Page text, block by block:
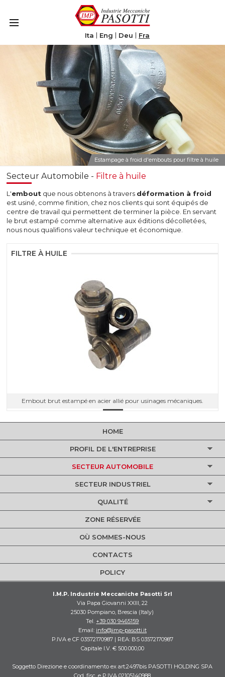
Ita Eng Deu Fra
Estampage à froid d'embouts pour filtre à huile
Secteur Automobile - Filtre à huile
L'embout que nous obtenons à travers déformation à froid
est usiné, comme finition, chez nos clients qui sont équipés de
centre de travail qui permettent de terminer la pièce. En servant
le brut estampé comme alternative aux éditions décolletées,
nous nous qualifions valeur technique et économique.
FILTRE À HUILE
Embout brut estampé en acier allié pour usinages mécaniques.
HOME
PROFIL DE L'ENTREPRISE
SECTEUR AUTOMOBILE
SECTEUR INDUSTRIEL
QUALITÉ
ZONE RÉSERVÉE
OÙ SOMMES-NOUS
CONTACTS
POLICY
I.M.P. Industrie Meccaniche Pasotti Srl
Via Papa Giovanni XXIII, 22
25030 Pompiano, Brescia (Italy)
Tel. +39 030 9465159
Email: info@imp-pasotti.it
P.IVA e CF 03572170987 | REA: BS 03572170987
Capitale I.V. € 500.000,00
Soggetto Direzione e coordinamento ex art.2497bis PASOTTI HOLDING SPA
Cod. fisc. e P.IVA 02105140988
Informativa sulla raccolta
Le tue preferenze relative alla privacy